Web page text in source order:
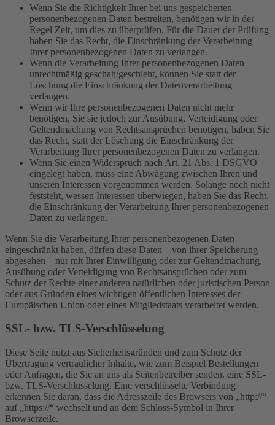
Wenn Sie die Richtigkeit Ihrer bei uns gespeicherten
personenbezogenen Daten bestreiten, benötigen wir in der
Regel Zeit, um dies zu überprüfen. Für die Dauer der Prüfung
haben Sie das Recht, die Einschränkung der Verarbeitung
Ihrer personenbezogenen Daten zu verlangen.
Wenn die Verarbeitung Ihrer personenbezogenen Daten
unrechtmäßig geschah/geschieht, können Sie statt der
Löschung die Einschränkung der Datenverarbeitung
verlangen.
Wenn wir Ihre personenbezogenen Daten nicht mehr
benötigen, Sie sie jedoch zur Ausübung, Verteidigung oder
Geltendmachung von Rechtsansprüchen benötigen, haben Sie
das Recht, statt der Löschung die Einschränkung der
Verarbeitung Ihrer personenbezogenen Daten zu verlangen.
Wenn Sie einen Widerspruch nach Art. 21 Abs. 1 DSGVO
eingelegt haben, muss eine Abwägung zwischen Ihren und
unseren Interessen vorgenommen werden. Solange noch nicht
feststeht, wessen Interessen überwiegen, haben Sie das Recht,
die Einschränkung der Verarbeitung Ihrer personenbezogenen
Daten zu verlangen.
Wenn Sie die Verarbeitung Ihrer personenbezogenen Daten
eingeschränkt haben, dürfen diese Daten – von ihrer Speicherung
abgesehen – nur mit Ihrer Einwilligung oder zur Geltendmachung,
Ausübung oder Verteidigung von Rechtsansprüchen oder zum
Schutz der Rechte einer anderen natürlichen oder juristischen Person
oder aus Gründen eines wichtigen öffentlichen Interesses der
Europäischen Union oder eines Mitgliedstaats verarbeitet werden.
SSL- bzw. TLS-Verschlüsselung
Diese Seite nutzt aus Sicherheitsgründen und zum Schutz der
Übertragung vertraulicher Inhalte, wie zum Beispiel Bestellungen
oder Anfragen, die Sie an uns als Seitenbetreiber senden, eine SSL-
bzw. TLS-Verschlüsselung. Eine verschlüsselte Verbindung
erkennen Sie daran, dass die Adresszeile des Browsers von „http://“
auf „https://“ wechselt und an dem Schloss-Symbol in Ihrer
Browserzeile.